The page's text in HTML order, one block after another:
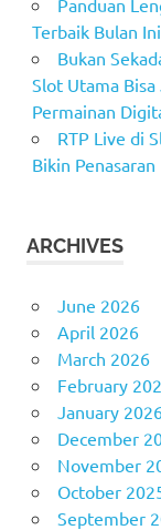
Terbaik Bulan
Bukan
Slot Utama
Permainan
RTP Live di
Bikin Penasaran
ARCHIVES
June 2026
April 2026
March 2026
February
January
December
November
October
September